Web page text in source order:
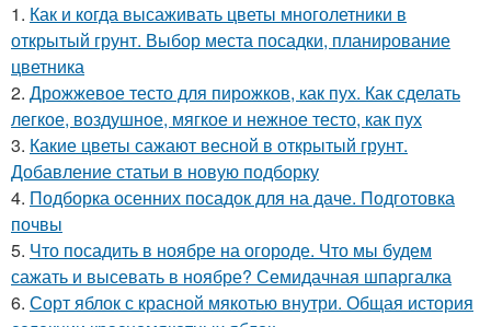
1. Как и когда высаживать цветы многолетники в
открытый грунт. Выбор места посадки, планирование
цветника
2. Дрожжевое тесто для пирожков, как пух. Как сделать
легкое, воздушное, мягкое и нежное тесто, как пух
3. Какие цветы сажают весной в открытый грунт.
Добавление статьи в новую подборку
4. Подборка осенних посадок для на даче. Подготовка
почвы
5. Что посадить в ноябре на огороде. Что мы будем
сажать и высевать в ноябре? Семидачная шпаргалка
6. Сорт яблок с красной мякотью внутри. Общая история